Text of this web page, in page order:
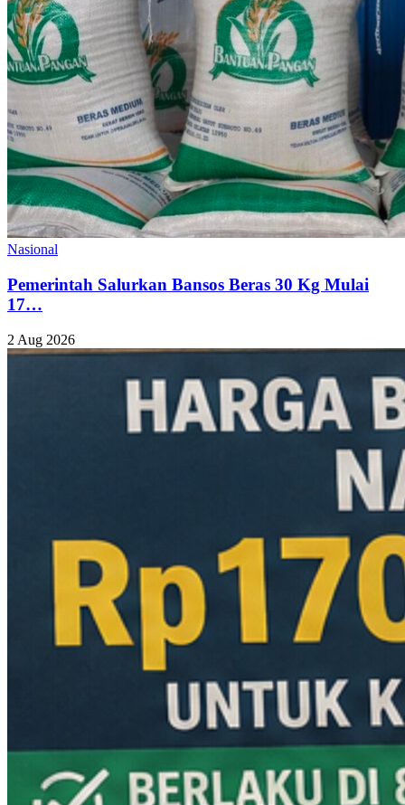
Nasional
Pemerintah Salurkan Bansos Beras 30 Kg Mulai
17…
2 Aug 2026